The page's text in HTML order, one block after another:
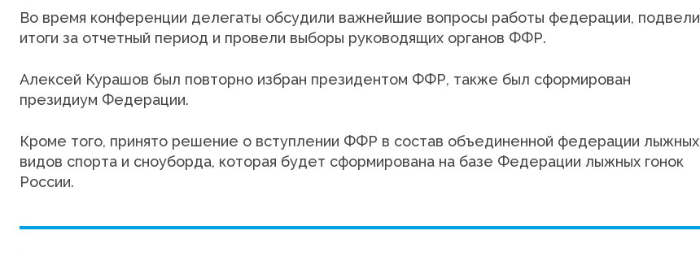
Во время конференции делегаты обсудили важнейшие вопросы работы федерации, подвели
итоги за отчетный период и провели выборы руководящих органов ФФР.
Алексей Курашов был повторно избран президентом ФФР, также был сформирован
президиум Федерации.
Кроме того, принято решение о вступлении ФФР в состав объединенной федерации лыжных
видов спорта и сноуборда, которая будет сформирована на базе Федерации лыжных гонок
России.